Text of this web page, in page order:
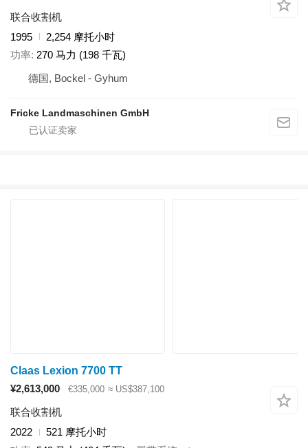
联合收割机
1995
2,254 摩托小时
功率 270 马力 (198 千瓦)
德国, Bockel - Gyhum
Fricke Landmaschinen GmbH
Claas Lexion 7700 TT
¥2,613,000
€335,000 ≈ US$387,100
联合收割机
2022
521 摩托小时